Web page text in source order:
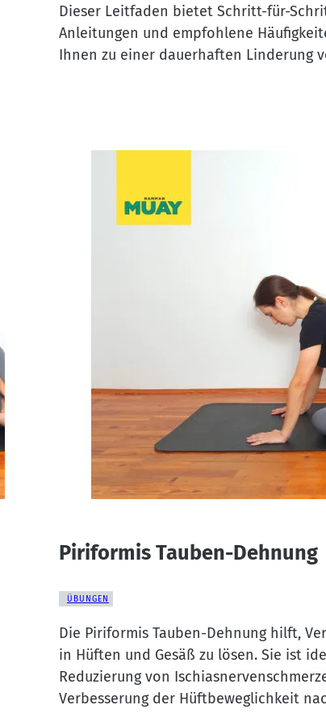
Dieser Leitfaden bietet Schritt-für-
Anleitungen und empfohlene
Ihnen zu einer dauerhaften Linderung
Piriformis Tauben-Dehnung
ÜBUNGEN
Die Piriformis Tauben-Dehnung hilft,
in Hüften und Gesäß zu lösen. Sie ist
Reduzierung von
Verbesserung der Hüftbeweglichkeit